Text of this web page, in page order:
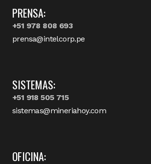
PRENSA:
+51 978 808 693
prensa@intelcorp.pe
SISTEMAS:
+51 918 505 715
sistemas@mineriahoy.com
OFICINA: